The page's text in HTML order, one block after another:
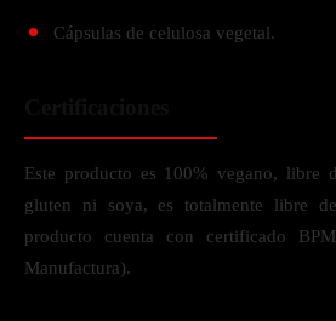
Cápsulas de celulosa vegetal.
Este producto es 100% vegano, libre
gluten ni soya, es totalmente libre
producto cuenta con certificado
Manufactura).